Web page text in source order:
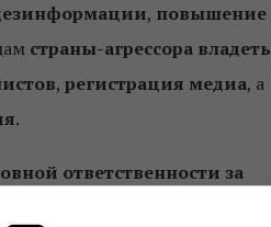
, повышение
страны-агрессора владеть
, регистрация медиа, а
.
ответственности за
ответственность, в том